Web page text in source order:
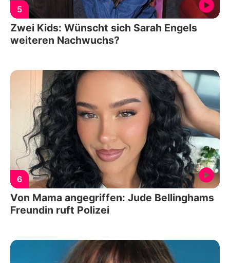
5
Zwei Kids: Wünscht sich Sarah Engels
weiteren Nachwuchs?
6
Von Mama angegriffen: Jude Bellinghams
Freundin ruft Polizei